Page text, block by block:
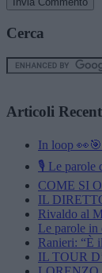
Cerca
Articoli
In loop
🎙️ Le parole
COME SI
IL
Rivaldo al
Le parole in
Ranieri: “È
IL TOUR